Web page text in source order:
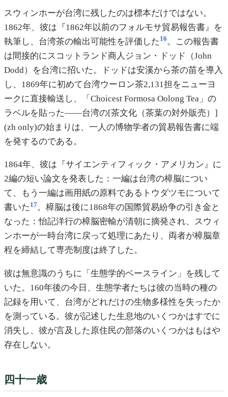
スウィンホーが台湾に残したのは標本だけではない。
1862年、彼は『1862年以前のフォルモサ貿易報告書』を
執筆し、台湾茶の輸出可能性を評価した 16。この報告書
は間接的にスコットランド商人ジョン・ドッド（John
Dodd）を台湾に招いた。ドッドは安溪から茶の苗を導入
し、1869年に初めて台湾ウーロン茶2,131担をニューヨ
ークに直接輸送し、「Choicest Formosa Oolong Tea」の
ラベルを貼った——台湾の[茶文化（茶葉の対外販売）]
(zh only)の始まりは、一人の博物学者の貿易報告書に端
を発するのである。
1864年、彼は『サイエンティフィック・アメリカン』に
2編の短い論文を発表した：一編は台湾の樟脳につい
て、もう一編は画用紙の原料であるトウダツモについて
書いた 17。樟脳は後に1868年の国際貿易紛争の引き金と
なった：怡記洋行の樟脳密輸が清朝に摘発され、スウィ
ンホーが一時台湾に戻って処理にあたり、両者が樟脳章
程を締結して専売制度は終了した。
彼は無意識のうちに「生態学的ベースライン」を残して
いた。160年後の今日、生態学者たちは彼の当時の種の
記録を用いて、台湾がどれだけの生物多様性を失ったか
を測っている。彼が記述した生息地のいくつかはすでに
消失し、彼が言及した原住民の部落のいくつかはもはや
存在しない。
四十一歳